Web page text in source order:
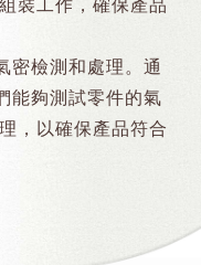
裝工作，確保產品
密檢測和處理。通
能夠測試零件的氣
，以確保產品符合